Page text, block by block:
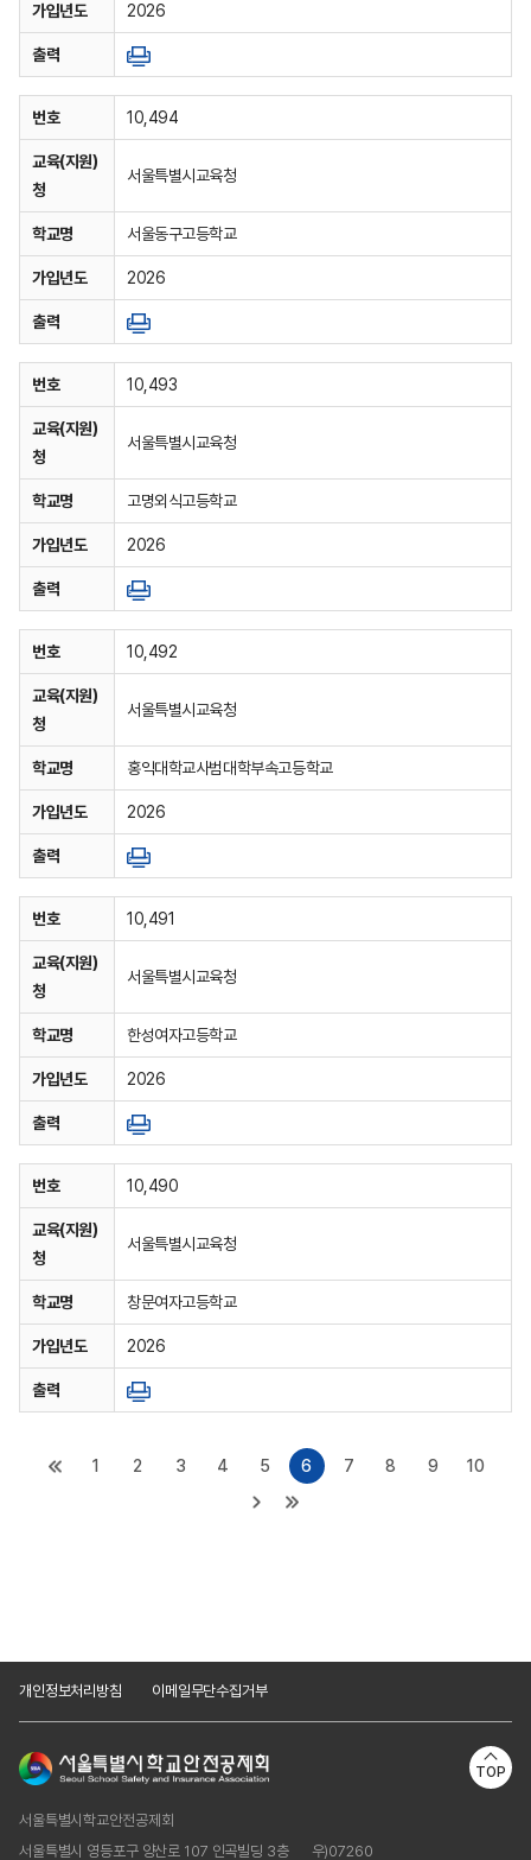
가입년도 2026
출력
번호 10,494
교육(지원)
청
서울특별시교육청
학교명 서울동구고등학교
가입년도 2026
출력
번호 10,493
교육(지원)
청
서울특별시교육청
학교명 고명외식고등학교
가입년도 2026
출력
번호 10,492
교육(지원)
청
서울특별시교육청
학교명 홍익대학교사범대학부속고등학교
가입년도 2026
출력
번호 10,491
교육(지원)
청
서울특별시교육청
학교명 한성여자고등학교
가입년도 2026
출력
번호 10,490
교육(지원)
청
서울특별시교육청
학교명 창문여자고등학교
가입년도 2026
출력
1 2 3 4 5 6 7 8 9 10
개인정보처리방침 이메일무단수집거부
서울특별시학교안전공제회
서울특별시 영등포구 양산로 107 인곡빌딩 3층
우)07260
TOP